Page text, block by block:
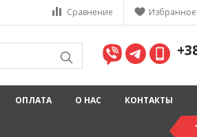
Избранное
Сравнение
ОПЛАТА О НАС КОНТАКТЫ